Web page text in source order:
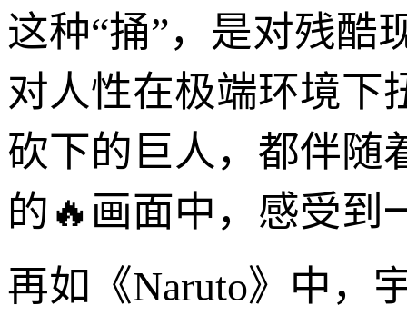
这种“捅”，是对残酷
对人性在极端环境下
砍下的巨人，都伴随
的🔥画面中，感受到
再如《Naruto》中，